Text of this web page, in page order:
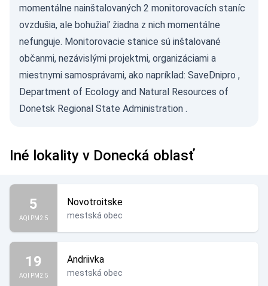
momentálne nainštalovaných 2 monitorovacích staníc
ovzdušia, ale bohužiaľ žiadna z nich momentálne
nefunguje. Monitorovacie stanice sú inštalované
občanmi, nezávislými projektmi, organizáciami a
miestnymi samosprávami, ako napríklad: SaveDnipro ,
Department of Ecology and Natural Resources of
Donetsk Regional State Administration .
Iné lokality v Donecká oblasť
5
AQI PM2.5
Novotroitske
mestská obec
19
AQI PM2.5
Andriivka
mestská obec